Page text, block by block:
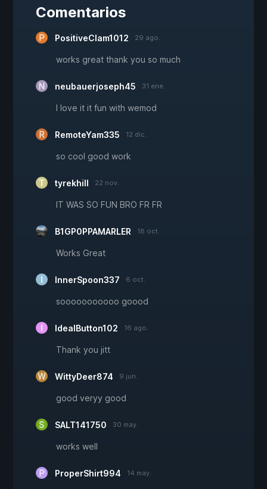
Comentarios
PositiveClam1012 29 ago.
works great thank you so much
neubauerjoseph45 31 ene.
I love it it fun with wemod
RemoteYam335 12 dic.
so cool good work
tyrekhill 22 nov.
IT WAS SO FUN BRO FR FR
B1GP0PPAMARLER 18 oct.
Works Great
InnerSpoon337 6 oct.
sooooooooooo goood
IdealButton102 16 ago.
Thank you jitt
WittyDeer874 9 jun.
good veryy good
SALT141750 30 may.
works well
ProperShirt994 14 may.